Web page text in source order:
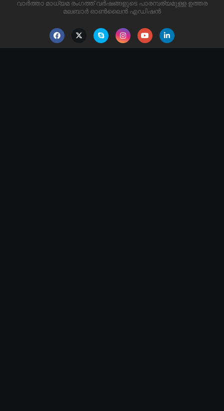
വാർത്താ മാധ്യമ രംഗത്ത് വർഷങ്ങളുടെ പാരമ്പര്യമുള്ള ഉത്തര
മലബാർ ഓൺലൈൻ എഡിഷൻ